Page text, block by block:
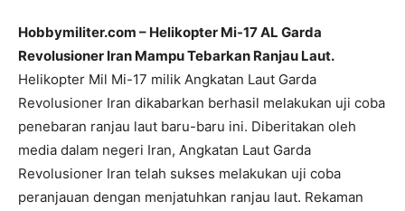
Hobbymiliter.com – Helikopter Mi-17 AL Garda
Revolusioner Iran Mampu Tebarkan Ranjau Laut.
Helikopter Mil Mi-17 milik Angkatan Laut Garda
Revolusioner Iran dikabarkan berhasil melakukan uji coba
penebaran ranjau laut baru-baru ini. Diberitakan oleh
media dalam negeri Iran, Angkatan Laut Garda
Revolusioner Iran telah sukses melakukan uji coba
peranjauan dengan menjatuhkan ranjau laut. Rekaman